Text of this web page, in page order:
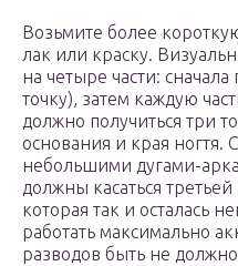
Возьмите более
лак или краску.
на четыре части:
точку), затем каждую
должно получиться три
основания и края ногтя.
небольшими дугами-
должны касаться
которая так и осталась
работать максимально
разводов быть не